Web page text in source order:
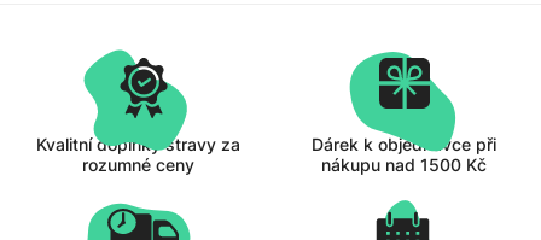
Kvalitní doplňky stravy za
rozumné ceny
Dárek k objednávce při
nákupu nad 1500 Kč